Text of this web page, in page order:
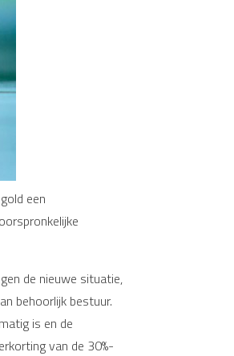
een
de nieuwe situatie,
behoorlijk bestuur.
is en de
van de 30%-